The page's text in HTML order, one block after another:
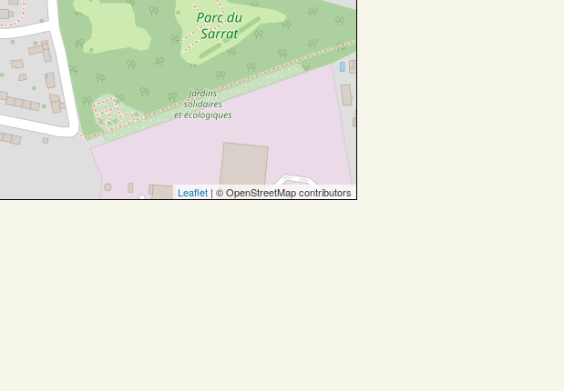
Leaflet| © OpenStreetMap contributors